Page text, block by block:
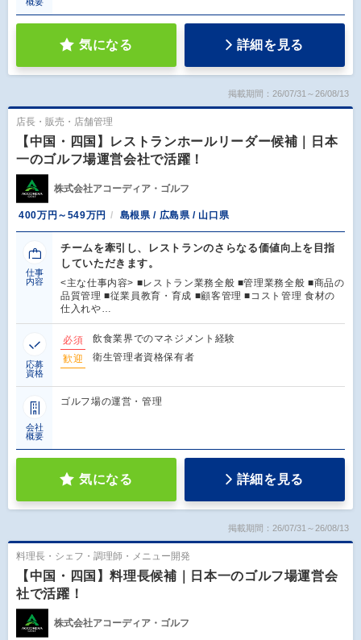
気になる 詳細を見る
掲載期間：26/07/31～26/08/13
店長・販売・店舗管理
【中国・四国】レストランホールリーダー候補｜日本
一のゴルフ場運営会社で活躍！
株式会社アコーディア・ゴルフ
400万円～549万円 島根県 / 広島県 / 山口県
仕事
内容
チームを牽引し、レストランのさらなる価値向上を目指
していただきます。
<主な仕事内容> ■レストラン業務全般 ■管理業務全般 ■商品の
品質管理 ■従業員教育・育成 ■顧客管理 ■コスト管理 食材の
仕入れや…
応募
資格
必須
飲食業界でのマネジメント経験
歓迎
衛生管理者資格保有者
会社
概要
ゴルフ場の運営・管理
気になる 詳細を見る
掲載期間：26/07/31～26/08/13
料理長・シェフ・調理師・メニュー開発
【中国・四国】料理長候補｜日本一のゴルフ場運営会
社で活躍！
株式会社アコーディア・ゴルフ